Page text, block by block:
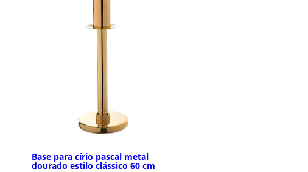
Base para círio pascal metal
dourado estilo clássico 60 cm